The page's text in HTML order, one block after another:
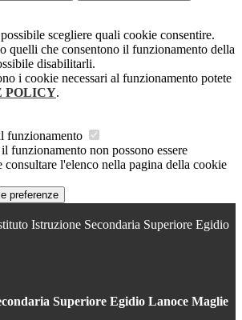
scegliere quali cookie consentire.
quelli che consentono il funzionamento della
disabilitarli.
i cookie necessari al funzionamento potete
POLICY.
funzionamento
funzionamento non possono essere
l'elenco nella pagina della cookie
preferenze
Istruzione Secondaria Superiore Egidio
Superiore Egidio Lanoce Maglie